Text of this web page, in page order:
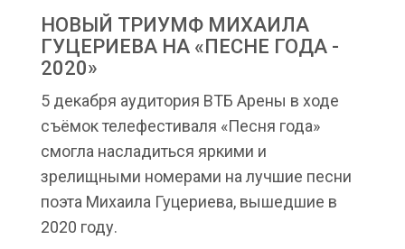
НОВЫЙ ТРИУМФ МИХАИЛА
ГУЦЕРИЕВА НА «ПЕСНЕ ГОДА -
2020»
5 декабря аудитория ВТБ Арены в ходе
съёмок телефестиваля «Песня года»
смогла насладиться яркими и
зрелищными номерами на лучшие песни
поэта Михаила Гуцериева, вышедшие в
2020 году.